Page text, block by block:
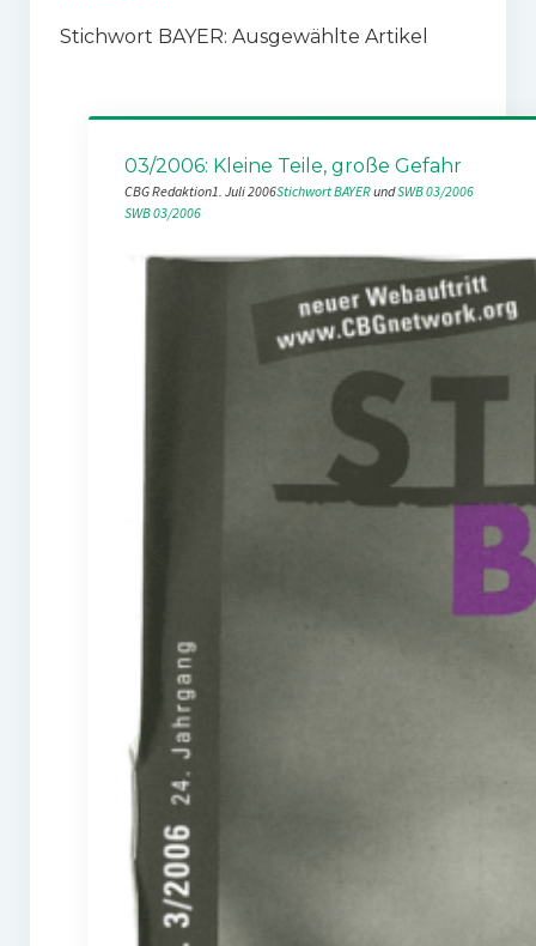
Stichwort BAYER: Ausgewählte Artikel
03/2006: Kleine Teile, große Gefahr
CBG Redaktion1. Juli 2006Stichwort BAYER und SWB 03/2006
SWB 03/2006